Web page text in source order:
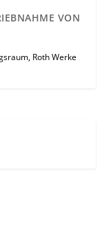
VON
Roth Werke